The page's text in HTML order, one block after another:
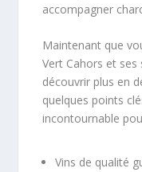
accompagner
Maintenant que
Vert Cahors et
découvrir plus en
quelques points
incontournable
Vins de qualité